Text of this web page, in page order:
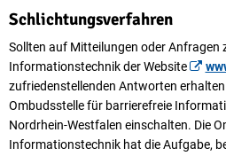
Schlichtungsverfahren
Sollten auf Mitteilungen oder Anfragen
Informationstechnik der Website
zufriedenstellenden Antworten erhalten
Ombudsstelle für barrierefreie
Nordrhein-Westfalen einschalten. Die
Informationstechnik hat die Aufgabe,